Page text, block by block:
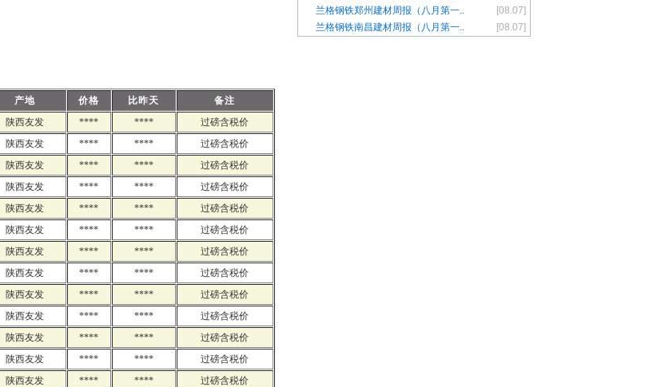
产地 价格 比昨天
备注
陕西友发 **** ****
过磅含税价
陕西友发 **** ****
过磅含税价
陕西友发 **** ****
过磅含税价
陕西友发 **** ****
过磅含税价
陕西友发 **** ****
过磅含税价
陕西友发 **** ****
过磅含税价
陕西友发 **** ****
过磅含税价
陕西友发 **** ****
过磅含税价
陕西友发 **** ****
过磅含税价
陕西友发 **** ****
过磅含税价
陕西友发 **** ****
过磅含税价
陕西友发 **** ****
过磅含税价
陕西友发 **** ****
过磅含税价